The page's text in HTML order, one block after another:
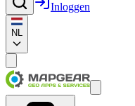
Inloggen
NL